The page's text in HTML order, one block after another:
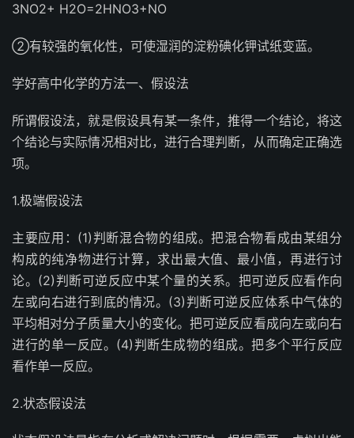
3NO2+ H2O=2HNO3+NO
②有较强的氧化性，可使湿润的淀粉碘化钾试纸变蓝。
学好高中化学的方法一、假设法
所谓假设法，就是假设具有某一条件，推得一个结论，将这
个结论与实际情况相对比，进行合理判断，从而确定正确选
项。
1.极端假设法
主要应用：(1)判断混合物的组成。把混合物看成由某组分
构成的纯净物进行计算，求出最大值、最小值，再进行讨
论。(2)判断可逆反应中某个量的关系。把可逆反应看作向
左或向右进行到底的情况。(3)判断可逆反应体系中气体的
平均相对分子质量大小的变化。把可逆反应看成向左或向右
进行的单一反应。(4)判断生成物的组成。把多个平行反应
看作单一反应。
2.状态假设法